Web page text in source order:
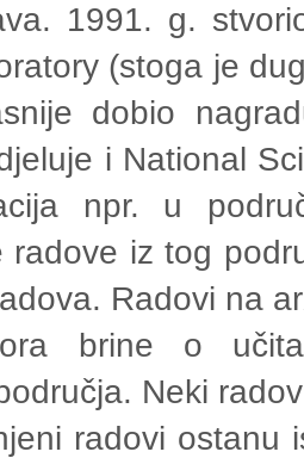
1991. g.
(stoga je
dobio
i National
npr. u
radove iz tog
Radovi na
brine o
Neki
radovi ostanu